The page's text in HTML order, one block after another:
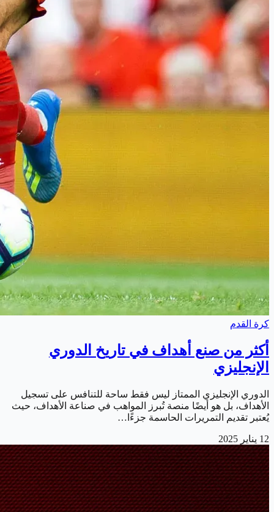
كرة القدم
أكثر من صنع أهداف في تاريخ الدوري
الإنجليزي
الدوري الإنجليزي الممتاز ليس فقط ساحة للتنافس على تسجيل
الأهداف، بل هو أيضًا منصة تُبرز المواهب في صناعة الأهداف، حيث
يُعتبر تقديم التمريرات الحاسمة جزءًا…
12 يناير 2025